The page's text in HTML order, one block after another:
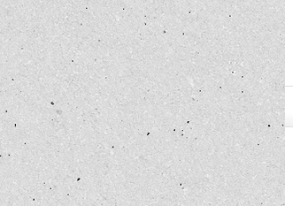
22,000円
(税込)